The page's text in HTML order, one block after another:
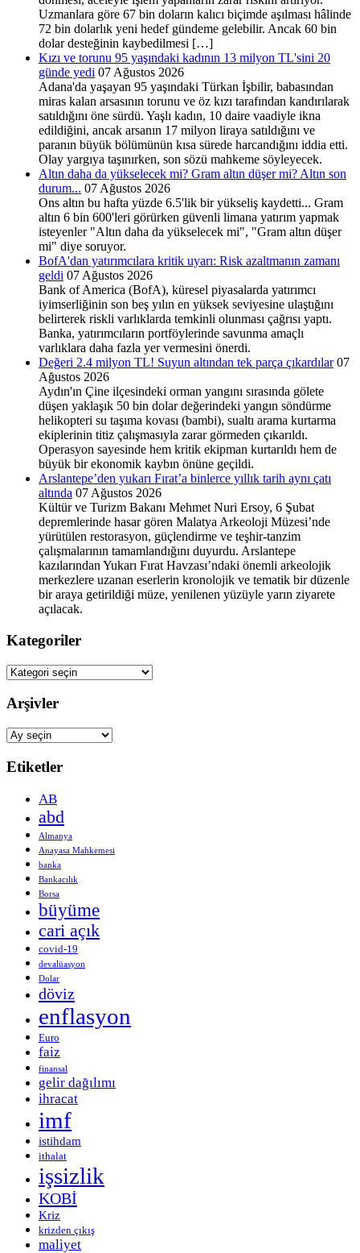
Uzmanlara göre 67 bin doların kalıcı biçimde aşılması hâlinde
72 bin dolarlık yeni hedef gündeme gelebilir. Ancak 60 bin
dolar desteğinin kaybedilmesi […]
Kızı ve torunu 95 yaşındaki kadının 13 milyon TL'sini 20
günde yedi 07 Ağustos 2026
Adana'da yaşayan 95 yaşındaki Türkan İşbilir, babasından
miras kalan arsasının torunu ve öz kızı tarafından kandırılarak
satıldığını öne sürdü. Yaşlı kadın, 10 daire vaadiyle ikna
edildiğini, ancak arsanın 17 milyon liraya satıldığını ve
paranın büyük bölümünün kısa sürede harcandığını iddia etti.
Olay yargıya taşınırken, son sözü mahkeme söyleyecek.
Altın daha da yükselecek mi? Gram altın düşer mi? Altın son
durum... 07 Ağustos 2026
Ons altın bu hafta yüzde 6.5'lik bir yükseliş kaydetti... Gram
altın 6 bin 600'leri görürken güvenli limana yatırım yapmak
isteyenler "Altın daha da yükselecek mi", "Gram altın düşer
mi" diye soruyor.
BofA'dan yatırımcılara kritik uyarı: Risk azaltmanın zamanı
geldi 07 Ağustos 2026
Bank of America (BofA), küresel piyasalarda yatırımcı
iyimserliğinin son beş yılın en yüksek seviyesine ulaştığını
belirterek riskli varlıklarda temkinli olunması çağrısı yaptı.
Banka, yatırımcıların portföylerinde savunma amaçlı
varlıklara daha fazla yer vermesini önerdi.
Değeri 2.4 milyon TL! Suyun altından tek parça çıkardılar 07
Ağustos 2026
Aydın'ın Çine ilçesindeki orman yangını sırasında gölete
düşen yaklaşık 50 bin dolar değerindeki yangın söndürme
helikopteri su taşıma kovası (bambi), sualtı arama kurtarma
ekiplerinin titiz çalışmasıyla zarar görmeden çıkarıldı.
Operasyon sayesinde hem kritik ekipman kurtarıldı hem de
büyük bir ekonomik kaybın önüne geçildi.
Arslantepe’den yukarı Fırat’a binlerce yıllık tarih aynı çatı
altında 07 Ağustos 2026
Kültür ve Turizm Bakanı Mehmet Nuri Ersoy, 6 Şubat
depremlerinde hasar gören Malatya Arkeoloji Müzesi’nde
yürütülen restorasyon, güçlendirme ve teşhir-tanzim
çalışmalarının tamamlandığını duyurdu. Arslantepe
kazılarından Yukarı Fırat Havzası’ndaki önemli arkeolojik
merkezlere uzanan eserlerin kronolojik ve tematik bir düzenle
bir araya getirildiği müze, yenilenen yüzüyle yarın ziyarete
açılacak.
Kategoriler
Kategoriler
Arşivler
Arşivler
Etiketler
AB
abd
Almanya
Anayasa Mahkemesi
banka
Bankacılık
Borsa
büyüme
cari açık
covid-19
devalüasyon
Dolar
döviz
enflasyon
Euro
faiz
finansal
gelir dağılımı
ihracat
imf
istihdam
ithalat
işsizlik
KOBİ
Kriz
krizden çıkış
maliyet